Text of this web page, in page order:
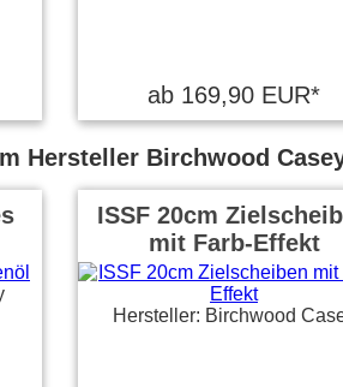
ab 169,90 EUR*
Hersteller Birchwood
ISSF 20cm
mit Farb-Effekt
Hersteller: Birchwood